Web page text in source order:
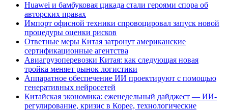
Huawei и бамбуковая цикада стали героями спора об
авторских правах
Импорт офисной техники спровоцировал запуск новой
процедуры оценки рисков
Ответные меры Китая затронут американские
сертификационные агентства
Авиагрузоперевозки Китая: как следующая новая
тройка меняет рынок логистики
Аппаратное обеспечение ИИ проектируют с помощью
генеративных нейросетей
Китайская экономика: еженедельный дайджест — ИИ-
регулирование, кризис в Корее, технологические